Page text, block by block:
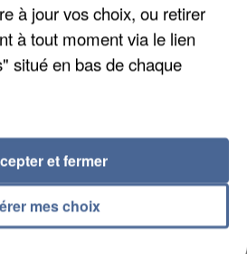
SUPPOSÉS DE LA DZ
EN ALGÉRIE
à jour vos choix, ou retirer
à tout moment via le lien
situé en bas de chaque
mes choix
et fermer